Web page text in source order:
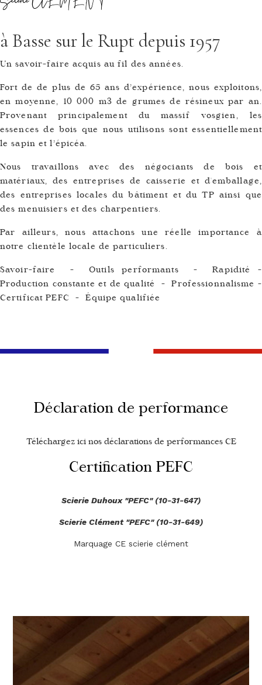
à Basse sur le Rupt depuis 1957
Un savoir-faire acquis au fil des années.
Fort de de plus de 65 ans d’expérience, nous exploitons,
en moyenne, 10 000 m3 de grumes de résineux par an.
Provenant principalement du massif vosgien, les
essences de bois que nous utilisons sont essentiellement
le sapin et l’épicéa.
Nous travaillons avec des négociants de bois et
matériaux, des entreprises de caisserie et d'emballage,
des entreprises locales du bâtiment et du TP ainsi que
des menuisiers et des charpentiers.
Par ailleurs, nous attachons une réelle importance à
notre clientèle locale de particuliers.
Savoir-faire - Outils performants - Rapidité -
Production constante et de qualité - Professionnalisme -
Certificat PEFC - Équipe qualifiée
Déclaration de performance
Téléchargez ici nos déclarations de performances CE
Certification PEFC
Scierie Duhoux "PEFC" (10-31-647)
Scierie Clément "PEFC" (10-31-649)
Marquage CE scierie clément